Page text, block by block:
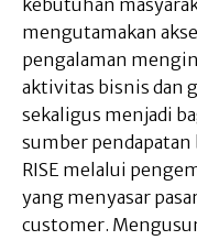
kebutuhan
mengutamakan
pengalaman
aktivitas bisnis dan
sekaligus menjadi
sumber
RISE melalui
yang menyasar
customer.